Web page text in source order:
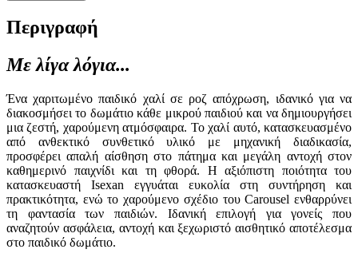
Περιγραφή
Με λίγα λόγια...
Ένα χαριτωμένο παιδικό χαλί σε ροζ απόχρωση, ιδανικό για να
διακοσμήσει το δωμάτιο κάθε μικρού παιδιού και να δημιουργήσει
μια ζεστή, χαρούμενη ατμόσφαιρα. Το χαλί αυτό, κατασκευασμένο
από ανθεκτικό συνθετικό υλικό με μηχανική διαδικασία,
προσφέρει απαλή αίσθηση στο πάτημα και μεγάλη αντοχή στον
καθημερινό παιχνίδι και τη φθορά. Η αξιόπιστη ποιότητα του
κατασκευαστή Isexan εγγυάται ευκολία στη συντήρηση και
πρακτικότητα, ενώ το χαρούμενο σχέδιο του Carousel ενθαρρύνει
τη φαντασία των παιδιών. Ιδανική επιλογή για γονείς που
αναζητούν ασφάλεια, αντοχή και ξεχωριστό αισθητικό αποτέλεσμα
στο παιδικό δωμάτιο.